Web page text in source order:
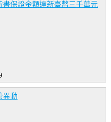
保證金額達新臺幣三千萬元
異動